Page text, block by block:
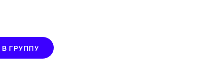
ГРУППУ